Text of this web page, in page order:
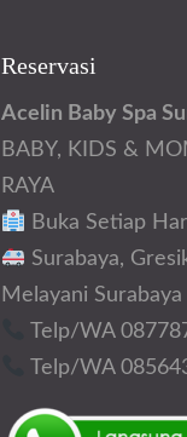
Reservasi
Acelin Baby Spa
BABY, KIDS &
RAYA
Buka Setiap
Surabaya,
Melayani
Telp/WA
Telp/WA